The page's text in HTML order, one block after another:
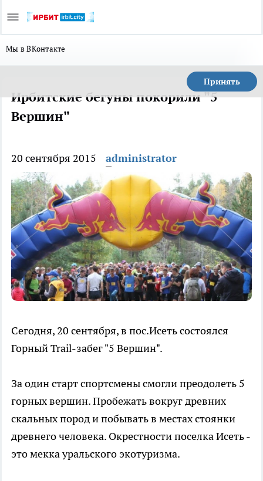
Мы в ВКонтакте
Принять
Ирбитские бегуны покорили "5
Вершин"
20 сентября 2015 administrator
Сегодня, 20 сентября, в пос.Исеть состоялся
Горный Trail-забег "5 Вершин".
За один старт спортсмены смогли преодолеть 5
горных вершин. Пробежать вокруг древних
скальных пород и побывать в местах стоянки
древнего человека. Окрестности поселка Исеть -
это мекка уральского экотуризма.